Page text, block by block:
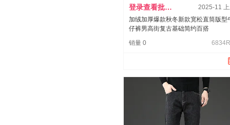
登录查看批发价
2025-11
加绒加厚爆款秋冬新款宽松直筒版型
仔裤男高街复古基础简约百搭
销量 0